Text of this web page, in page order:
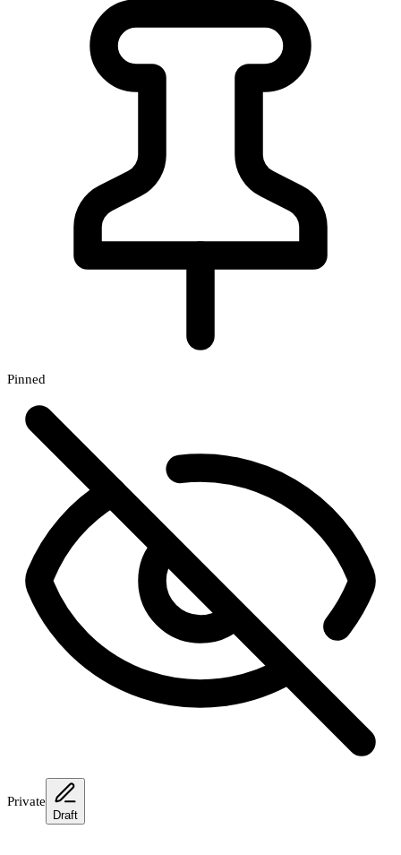
Pinned
Private
Draft